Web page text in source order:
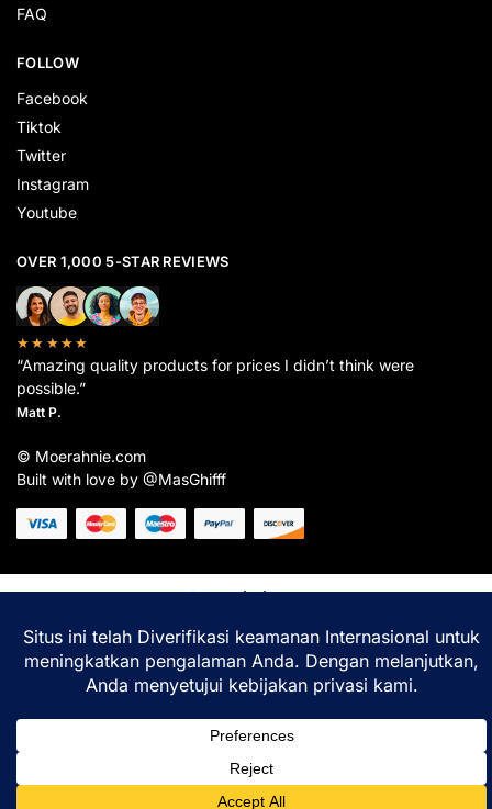
FAQ
FOLLOW
Facebook
Tiktok
Twitter
Instagram
Youtube
OVER 1,000 5-STAR REVIEWS
★★★★★
“Amazing quality products for prices I didn’t think were
possible.”
Matt P.
© Moerahnie.com
Built with love by @MasGhifff
Moerahnie.com
pengalaman belanja terbaik Anda.